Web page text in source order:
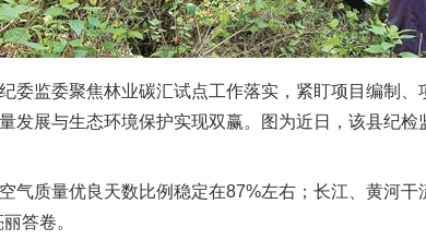
监委聚焦林业碳汇试点工作落实，紧盯项目编制、
发展与生态环境保护实现双赢。图为近日，该县纪
质量优良天数比例稳定在87%左右；长江、黄河
答卷。